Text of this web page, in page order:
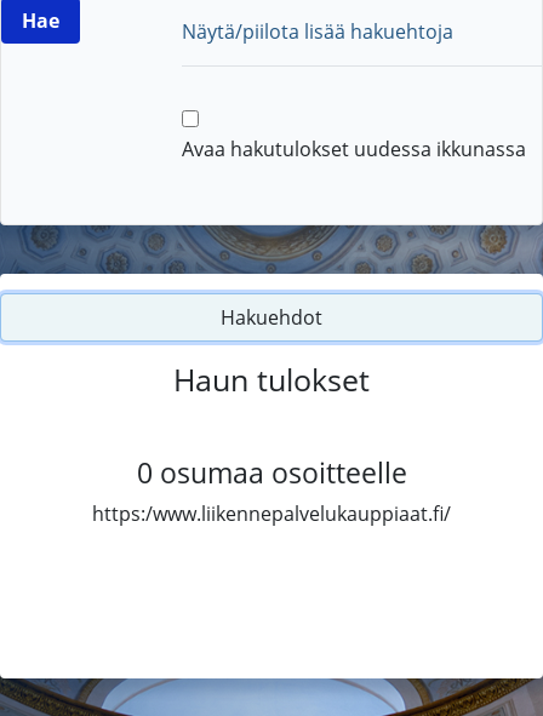
Näytä/piilota lisää hakuehtoja
Avaa hakutulokset uudessa ikkunassa
Hakuehdot
Haun tulokset
0 osumaa osoitteelle
https:/www.liikennepalvelukauppiaat.fi/